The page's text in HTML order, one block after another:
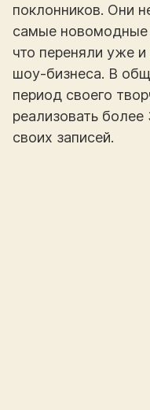
поклонников. Они
самые новомодные
что переняли уже и
шоу-бизнеса. В
период своего
реализовать
своих записей.